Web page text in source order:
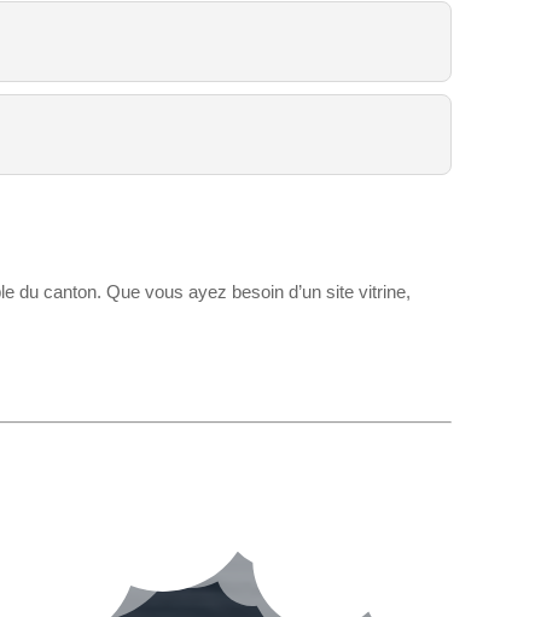
du canton. Que vous ayez besoin d’un site vitrine,